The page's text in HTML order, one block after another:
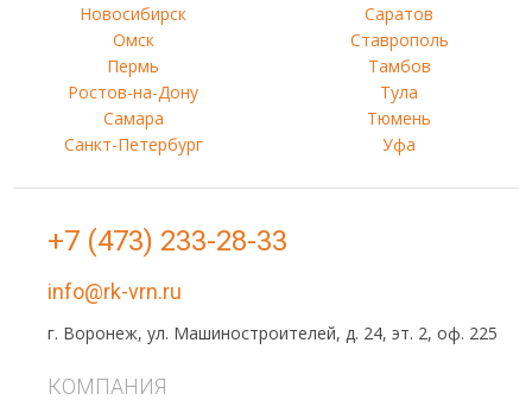
Новосибирск
Омск
Пермь
Ростов-на-Дону
Самара
Санкт-Петербург
Саратов
Ставрополь
Тамбов
Тула
Тюмень
Уфа
+7 (473) 233-28-33
info@rk-vrn.ru
г. Воронеж, ул. Машиностроителей, д. 24, эт. 2, оф. 225
КОМПАНИЯ